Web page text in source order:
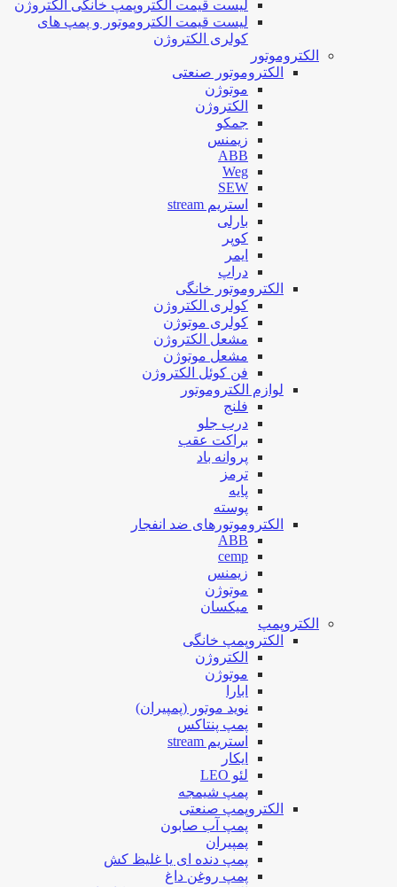
لیست قیمت الکتروپمپ خانگی الکتروژن
لیست قیمت الکتروموتور و پمپ های
کولری الکتروژن
الکتروموتور
الکتروموتور صنعتی
موتوژن
الکتروژن
جمکو
زیمنس
ABB
Weg
SEW
استریم stream
بارلی
کوپر
ایمر
دراپ
الکتروموتور خانگی
کولری الکتروژن
کولری موتوژن
مشعل الکتروژن
مشعل موتوژن
فن کوئل الکتروژن
لوازم الکتروموتور
فلنج
درب جلو
براکت عقب
پروانه باد
ترمز
پایه
پوسته
الکتروموتورهای ضد انفجار
ABB
cemp
زیمنس
موتوژن
میکسان
الکتروپمپ
الکتروپمپ خانگی
الکتروژن
موتوژن
ابارا
نوید موتور (پمپیران)
پمپ پنتاکس
استریم stream
ایکار
لئو LEO
پمپ شیمجه
الکتروپمپ صنعتی
پمپ آب صابون
پمپیران
پمپ دنده ای یا غلیظ کش
پمپ روغن داغ